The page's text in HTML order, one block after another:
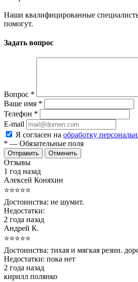
Наши квалифицированные
помогут.
Задать вопрос
Вопрос *
Ваше имя *
Телефон *
E-mail
Я согласен на обработку
* — Обязательные поля
Отменить
Отзывы
1 год назад
Алексей Коняхин
⭐⭐⭐⭐⭐
Достоинства: не шумит.
Недостатки:
2 года назад
Андрей К.
⭐⭐⭐⭐⭐
Достоинства: тихая и мягкая резин.
Недостатки: пока нет
2 года назад
кирилл полянко